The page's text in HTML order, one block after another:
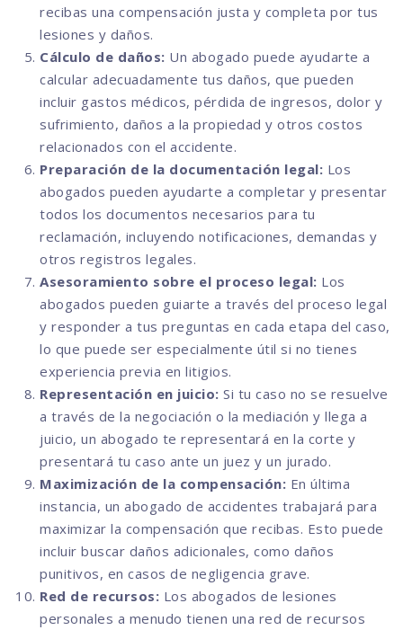
recibas una compensación justa y completa por tus
lesiones y daños.
Cálculo de daños: Un abogado puede ayudarte a
calcular adecuadamente tus daños, que pueden
incluir gastos médicos, pérdida de ingresos, dolor y
sufrimiento, daños a la propiedad y otros costos
relacionados con el accidente.
Preparación de la documentación legal: Los
abogados pueden ayudarte a completar y presentar
todos los documentos necesarios para tu
reclamación, incluyendo notificaciones, demandas y
otros registros legales.
Asesoramiento sobre el proceso legal: Los
abogados pueden guiarte a través del proceso legal
y responder a tus preguntas en cada etapa del caso,
lo que puede ser especialmente útil si no tienes
experiencia previa en litigios.
Representación en juicio: Si tu caso no se resuelve
a través de la negociación o la mediación y llega a
juicio, un abogado te representará en la corte y
presentará tu caso ante un juez y un jurado.
Maximización de la compensación: En última
instancia, un abogado de accidentes trabajará para
maximizar la compensación que recibas. Esto puede
incluir buscar daños adicionales, como daños
punitivos, en casos de negligencia grave.
Red de recursos: Los abogados de lesiones
personales a menudo tienen una red de recursos